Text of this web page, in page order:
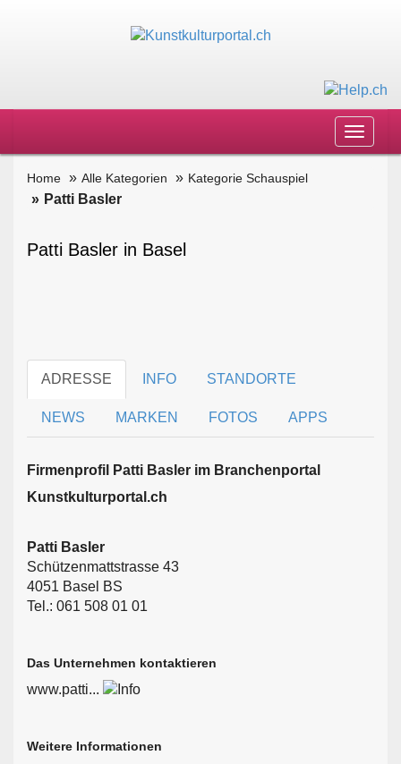
Toggle
Home Alle Kategorien Kategorie Schauspiel
Patti Basler
Patti Basler in Basel
ADRESSE INFO STANDORTE
NEWS MARKEN FOTOS APPS
Firmen­profil Patti Basler im Branchen­portal
Kunstkulturportal.ch
Patti Basler
Schützenmattstrasse 43
4051 Basel BS
Tel.: 061 508 01 01
Das Unternehmen kontaktieren
www.patti...
Weitere Informationen